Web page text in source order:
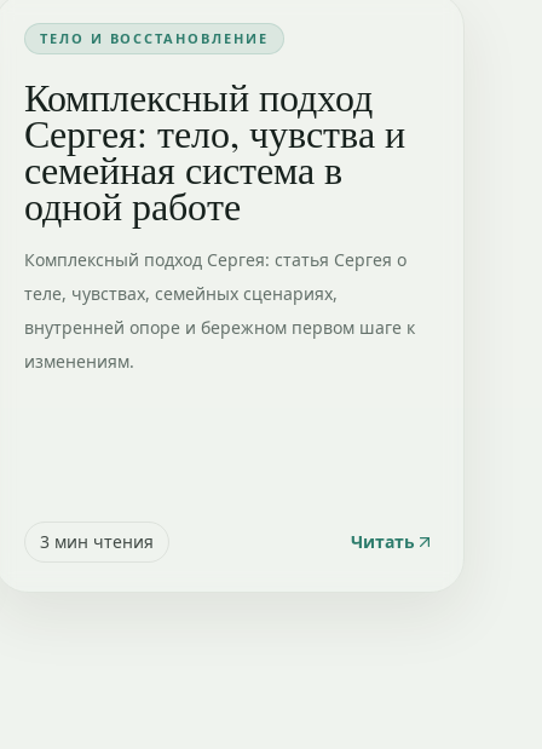
ТЕЛО И ВОССТАНОВЛЕНИЕ
Комплексный подход
Сергея: тело, чувства и
семейная система в
одной работе
Комплексный подход Сергея: статья Сергея о
теле, чувствах, семейных сценариях,
внутренней опоре и бережном первом шаге к
изменениям.
3мин чтения Читать